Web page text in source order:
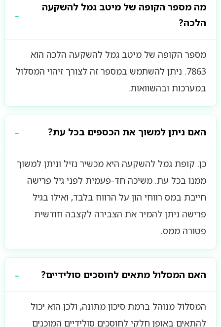
מה מספר הקופה של מיטב גמל להשקעה
הלכה?
מספר הקופה של מיטב גמל להשקעה הלכה הוא
7863. ניתן להשתמש במספר זה לצורך זיהוי המסלול
במערכות ובהשוואות.
האם ניתן למשוך את הכספים בכל עת?
כן. קופת גמל להשקעה היא מכשיר נזיל וניתן למשוך
ממנו בכל עת. משיכה חד-פעמית לפני גיל פרישה
חייבת במס רווחי הון על הרווח בלבד, ואילו בגיל
פרישה ניתן להמיר את הצבירה לקצבה חודשית
פטורה ממס.
האם המסלול מתאים לחוסכים סולידיים?
המסלול מנוהל ברמת סיכון מתונה, ולכן הוא יכול
להתאים באופן חלקי לחוסכים סולידיים המוכנים